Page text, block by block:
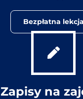
Bezpłatna lekcja
Zapisy na